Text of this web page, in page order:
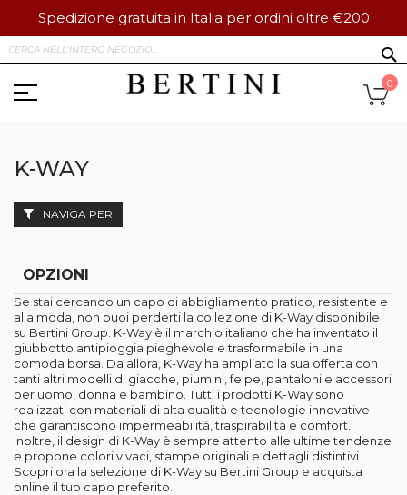
Spedizione gratuita in Italia per ordini oltre €200
al
contenuto
0
K-WAY
Se stai cercando un capo di abbigliamento pratico, resistente e
alla moda, non puoi perderti la collezione di K-Way disponibile
su Bertini Group. K-Way è il marchio italiano che ha inventato il
giubbotto antipioggia pieghevole e trasformabile in una
comoda borsa. Da allora, K-Way ha ampliato la sua offerta con
tanti altri modelli di giacche, piumini, felpe, pantaloni e accessori
per uomo, donna e bambino. Tutti i prodotti K-Way sono
realizzati con materiali di alta qualità e tecnologie innovative
che garantiscono impermeabilità, traspirabilità e comfort.
Inoltre, il design di K-Way è sempre attento alle ultime tendenze
e propone colori vivaci, stampe originali e dettagli distintivi.
Scopri ora la selezione di K-Way su Bertini Group e acquista
online il tuo capo preferito.
NAVIGA PER
OPZIONI